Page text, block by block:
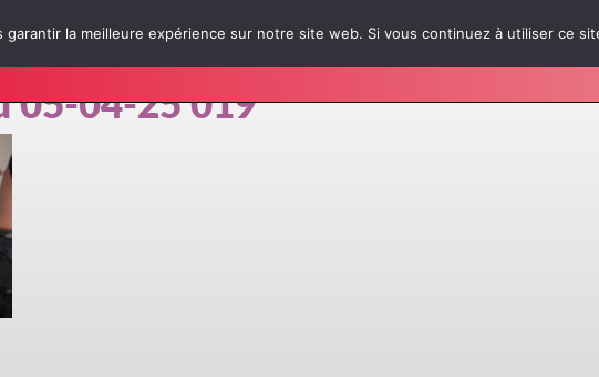
05-04-25 019
garantir la meilleure expérience sur notre site web. Si vous continuez à utiliser ce